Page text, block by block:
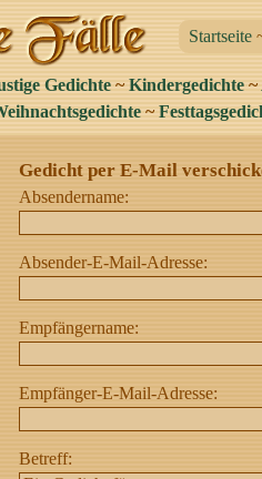
Startseite
Gedichte ~ Kindergedichte ~
~
Gedicht per E-Mail
Absendername:
Absender-E-Mail-Adresse:
Empfängername:
Empfänger-E-Mail-Adresse:
Betreff: